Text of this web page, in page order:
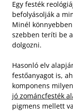
Egy festék
befolyásolják a
Minél
szebben teríti be
dolgozni.
Hasonló elv
festőanyagot is,
komponens
jó zománcfesték
pigmens mellett